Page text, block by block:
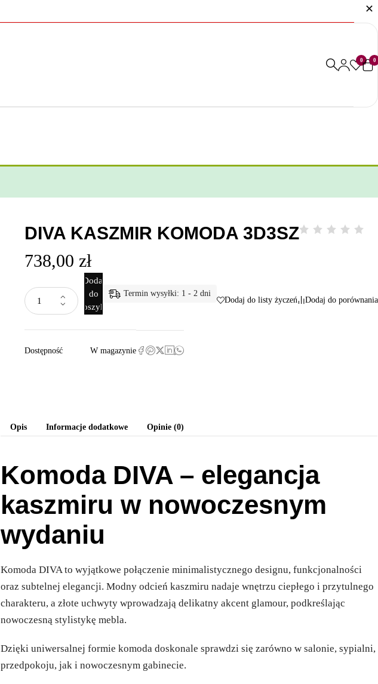
0 0
DIVA KASZMIR KOMODA 3D3SZ
738,00 zł
Dodaj
do
koszyka
Termin wysyłki: 1 - 2 dni
Dodaj do listy życzeń Dodaj do porównania
Dostępność W magazynie
Opis Informacje dodatkowe Opinie (0)
Komoda DIVA – elegancja
kaszmiru w nowoczesnym
wydaniu
Komoda DIVA to wyjątkowe połączenie minimalistycznego designu, funkcjonalności
oraz subtelnej elegancji. Modny odcień kaszmiru nadaje wnętrzu ciepłego i przytulnego
charakteru, a złote uchwyty wprowadzają delikatny akcent glamour, podkreślając
nowoczesną stylistykę mebla.
Dzięki uniwersalnej formie komoda doskonale sprawdzi się zarówno w salonie, sypialni,
przedpokoju, jak i nowoczesnym gabinecie.